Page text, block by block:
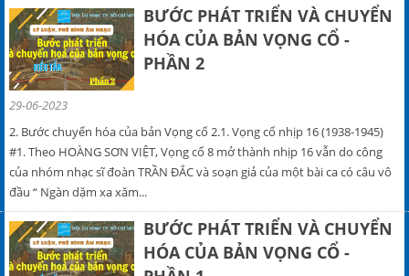
BƯỚC PHÁT TRIỂN VÀ CHUYỂN
HÓA CỦA BẢN VỌNG CỔ -
PHẦN 2
29-06-2023
2. Bước chuyển hóa của bản Vọng cổ 2.1. Vọng cổ nhịp 16 (1938-1945)
#1. Theo HOÀNG SƠN VIỆT, Vọng cổ 8 mở thành nhịp 16 vẫn do công
của nhóm nhạc sĩ đoàn TRẦN ĐẮC và soạn giả của một bài ca có câu vô
đầu “ Ngàn dặm xa xăm...
BƯỚC PHÁT TRIỂN VÀ CHUYỂN
HÓA CỦA BẢN VỌNG CỔ -